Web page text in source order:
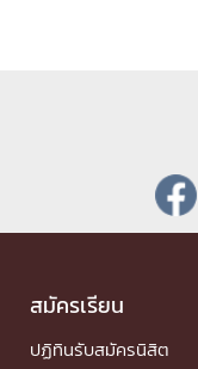
สมัครเรียน
ปฏิทินรับสมัครนิสิต